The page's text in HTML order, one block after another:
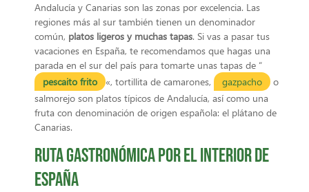
Andalucía y Canarias son las zonas por excelencia. Las
regiones más al sur también tienen un denominador
común, platos ligeros y muchas tapas. Si vas a pasar tus
vacaciones en España, te recomendamos que hagas una
parada en el sur del país para tomarte unas tapas de “
pescaito frito
«, tortillita de camarones, gazpacho
o
salmorejo son platos típicos de Andalucía, así como una
fruta con denominación de origen española: el plátano de
Canarias.
Ruta gastronómica por el interior de
España